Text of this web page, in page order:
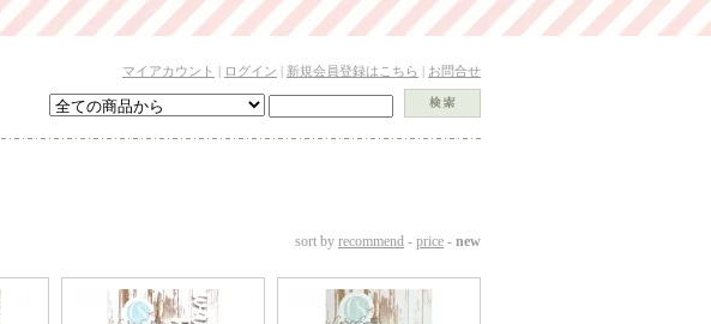
マイアカウント | ログイン | 新規会員登録はこちら | お問合せ
sort by recommend - price - new